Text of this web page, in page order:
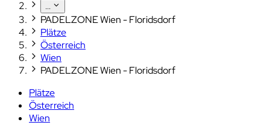
...
PADELZONE Wien - Floridsdorf
Plätze
Österreich
Wien
PADELZONE Wien - Floridsdorf
Plätze
Österreich
Wien